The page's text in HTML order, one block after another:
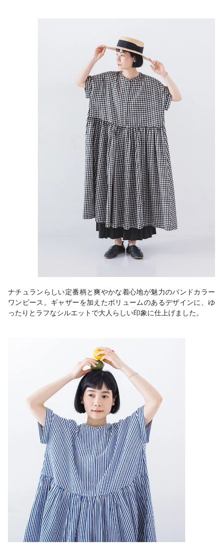
ナチュランらしい定番柄と爽やかな着心地が魅力のバンドカラー
ワンピース。ギャザーを加えたボリュームのあるデザインに、ゆ
ったりとラフなシルエットで大人らしい印象に仕上げました。